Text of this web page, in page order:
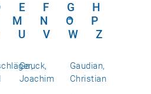
E F G
H
M N O
P
U V W Z
Gauck,
Joachim
Gaudian,
Christian